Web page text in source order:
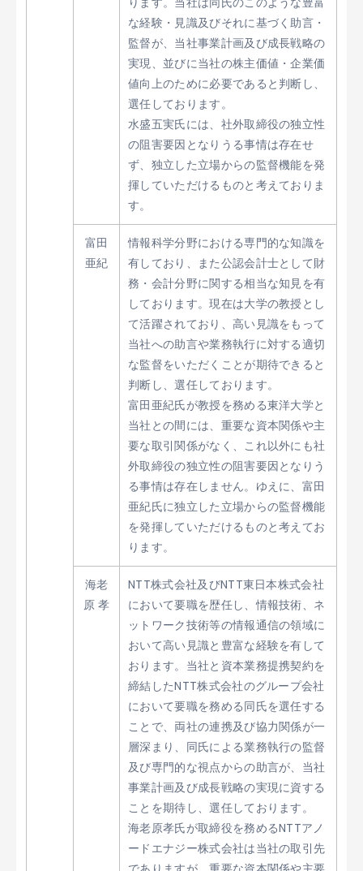
な経験・見識及びそれに基づく助言・
監督が、当社事業計画及び成長戦略の
実現、並びに当社の株主価値・企業価
値向上のために必要であると判断し、
選任しております。
水盛五実氏には、社外取締役の独立性
の阻害要因となりうる事情は存在せ
ず、独立した立場からの監督機能を発
揮していただけるものと考えておりま
す。
富田
亜紀
情報科学分野における専門的な知識を
有しており、また公認会計士として財
務・会計分野に関する相当な知見を有
しております。現在は大学の教授とし
て活躍されており、高い見識をもって
当社への助言や業務執行に対する適切
な監督をいただくことが期待できると
判断し、選任しております。
富田亜紀氏が教授を務める東洋大学と
当社との間には、重要な資本関係や主
要な取引関係がなく、これ以外にも社
外取締役の独立性の阻害要因となりう
る事情は存在しません。ゆえに、富田
亜紀氏に独立した立場からの監督機能
を発揮していただけるものと考えてお
ります。
海老
原 孝
NTT株式会社及びNTT東日本株式会社
において要職を歴任し、情報技術、ネ
ットワーク技術等の情報通信の領域に
おいて高い見識と豊富な経験を有して
おります。当社と資本業務提携契約を
締結したNTT株式会社のグループ会社
において要職を務める同氏を選任する
ことで、両社の連携及び協力関係が一
層深まり、同氏による業務執行の監督
及び専門的な視点からの助言が、当社
事業計画及び成長戦略の実現に資する
ことを期待し、選任しております。
海老原孝氏が取締役を務めるNTTアノ
ードエナジー株式会社は当社の取引先